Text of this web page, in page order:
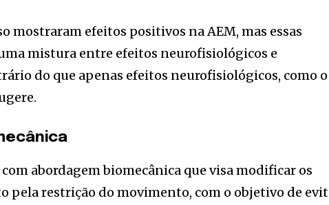
mostraram efeitos positivos na AEM, mas essas
mistura entre efeitos neurofisiológicos e
do que apenas efeitos neurofisiológicos, como o
abordagem biomecânica que visa modificar os
pela restrição do movimento, com o objetivo de